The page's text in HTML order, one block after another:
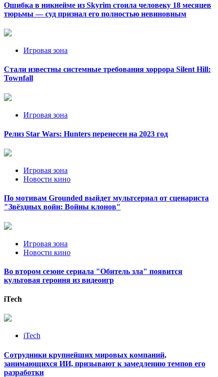
Ошибка в никнейме из Skyrim стоила человеку 18 месяцев
тюрьмы — суд признал его полностью невиновным
Игровая зона
Стали известны системные требования хоррора Silent Hill:
Townfall
Игровая зона
Релиз Star Wars: Hunters перенесен на 2023 год
Игровая зона
Новости кино
По мотивам Grounded выйдет мультсериал от сценариста
"Звёздных войн: Войны клонов"
Игровая зона
Новости кино
Во втором сезоне сериала "Обитель зла" появится
культовая героиня из видеоигр
iTech
iTech
Сотрудники крупнейших мировых компаний,
занимающихся ИИ, призывают к замедлению темпов его
разработки